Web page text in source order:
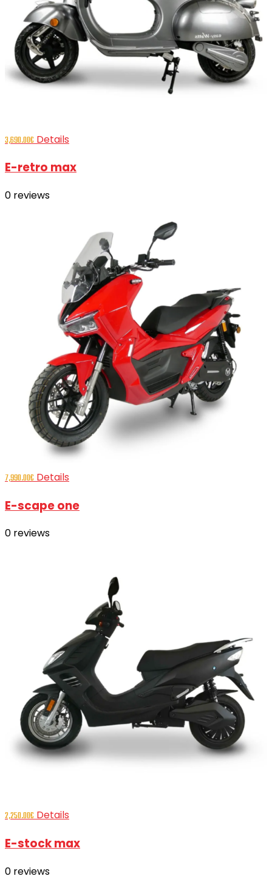
3,690.00€ Details
E-retro max
0 reviews
7,990.00€ Details
E-scape one
0 reviews
2,250.00€ Details
E-stock max
0 reviews